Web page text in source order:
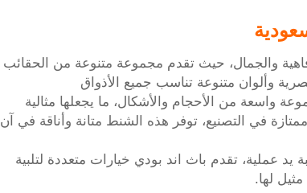
والجمال، حيث تقدم مجموعة متنوعة من الحقائب
وألوان متنوعة تناسب جميع الأذواق
واسعة من الأحجام والأشكال، ما يجعلها مثالية
في التصنيع، توفر هذه الشنط متانة وأناقة في آن
يد عملية، تقدم باث اند بودي خيارات متعددة لتلبية
لها.